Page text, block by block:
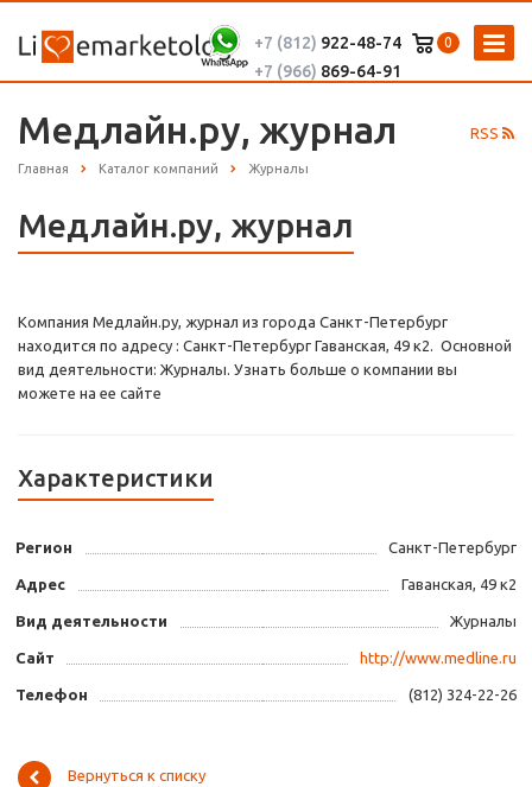
0
+7 (812) 922-48-74
+7 (966) 869-64-91
RSS
Медлайн.ру, журнал
Главная Каталог компаний Журналы
Медлайн.ру, журнал
Компания Медлайн.ру, журнал из города Санкт-Петербург
находится по адресу : Санкт-Петербург Гаванская, 49 к2. Основной
вид деятельности: Журналы. Узнать больше о компании вы
можете на ее сайте
Характеристики
Регион Санкт-Петербург
Адрес Гаванская, 49 к2
Вид деятельности Журналы
Сайт http://www.medline.ru
Телефон (812) 324-22-26
Вернуться к списку